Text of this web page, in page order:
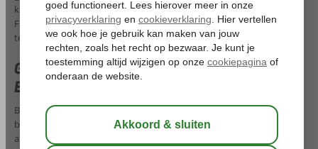
keuze! Ga je naar Gran Canaria of Tenerife, of kies je toch voor
Fuerteventura of Lanzarote? Ontdek het veelzijdige aanbod en boek
tegen scherpe prijzen je last minute Canarische Eilanden.
Goedkope last minute vakantie Canarische
Eilanden
Bent u ook zo’n fan van Spanje maar heb je de populaire
badplaatsen zoals Benidorm, Torremolinos, Lloret de Mar en Blanes
al gezien? En ken je intussen iedere plek van de Balearen? Boek dan